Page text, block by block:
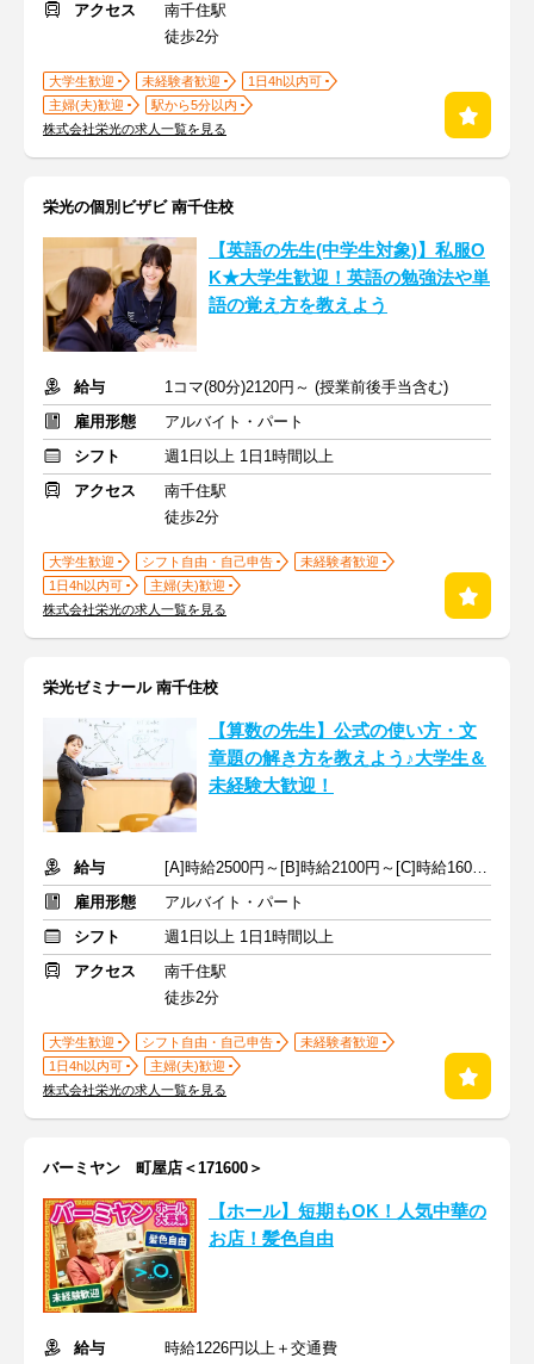
アクセス
南千住駅
徒歩2分
大学生歓迎 未経験者歓迎
1日4h以内可
主婦(夫)歓迎
駅から5分以内
株式会社栄光の求人一覧を見る
栄光の個別ビザビ 南千住校
【英語の先生(中学生対象)】私服O
K★大学生歓迎！英語の勉強法や単
語の覚え方を教えよう
給与
1コマ(80分)2120円～ (授業前後手当含む)
雇用形態
アルバイト・パート
シフト
週1日以上 1日1時間以上
アクセス
南千住駅
徒歩2分
大学生歓迎 シフト自由・自己申告
未経験者歓迎
1日4h以内可
主婦(夫)歓迎
株式会社栄光の求人一覧を見る
栄光ゼミナール 南千住校
【算数の先生】公式の使い方・文
章題の解き方を教えよう♪大学生＆
未経験大歓迎！
給与
[A]時給2500円～[B]時給2100円～[C]時給1600円～ ※生徒数による
雇用形態
アルバイト・パート
シフト
週1日以上 1日1時間以上
アクセス
南千住駅
徒歩2分
大学生歓迎 シフト自由・自己申告
未経験者歓迎
1日4h以内可
主婦(夫)歓迎
株式会社栄光の求人一覧を見る
バーミヤン 町屋店＜171600＞
【ホール】短期もOK！人気中華の
お店！髪色自由
給与
時給1226円以上＋交通費